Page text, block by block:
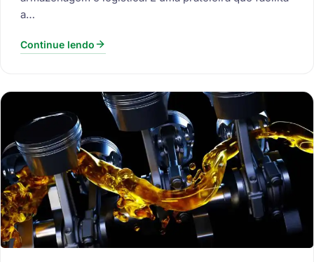
a…
Continue lendo